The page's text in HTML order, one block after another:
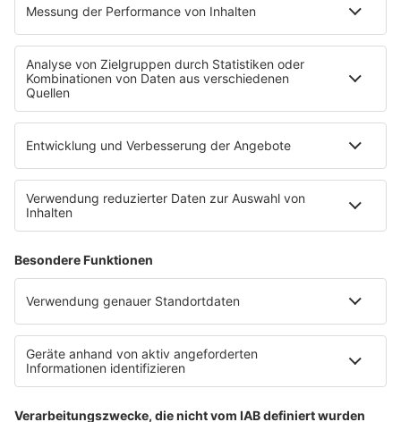
Kontakt
Newsletter
Empfang
sunshine live App
werben bei SUNSHINE LIVE
SERVICE
Datenschutz
Datenschutzeinstellungen
Datenschutzerklärung zur sunshine live App
Impressum
Teilnahmebedingungen
SUNSHINE LIVE 24/7 ELECTRONIC